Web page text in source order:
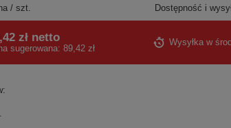
/ szt. Dostępność i
złnetto
sugerowana: 89,42 zł
Wysyłka w